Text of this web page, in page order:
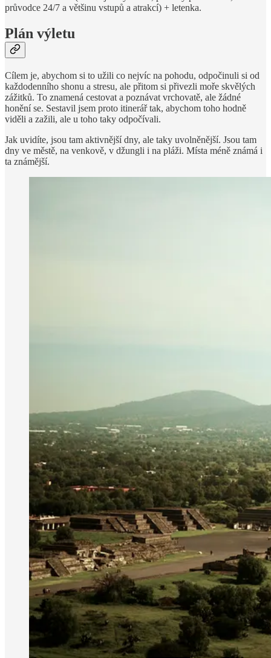
průvodce 24/7 a většinu vstupů a atrakcí) + letenka.
Plán výletu
Cílem je, abychom si to užili co nejvíc na pohodu, odpočinuli si od
každodenního shonu a stresu, ale přitom si přivezli moře skvělých
zážitků. To znamená cestovat a poznávat vrchovatě, ale žádné
honění se. Sestavil jsem proto itinerář tak, abychom toho hodně
viděli a zažili, ale u toho taky odpočívali.
Jak uvidíte, jsou tam aktivnější dny, ale taky uvolněnější. Jsou tam
dny ve městě, na venkově, v džungli i na pláži. Místa méně známá i
ta známější.